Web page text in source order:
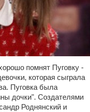
помнят Пуговку -
которая сыграла
Пуговка была
дочки". Создателями
Роднянский и